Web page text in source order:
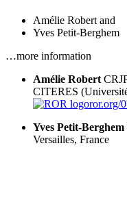
Amélie Robert and
Yves Petit-Berghem
…more information
Amélie Robert
CITERES
ror.org/
Yves Petit-Berghem
Versailles, France